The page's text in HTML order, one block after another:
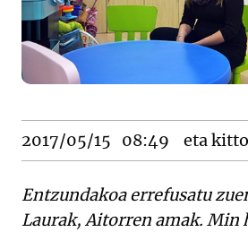
2017/05/15 08:49 eta
Entzundakoa errefusatu
Laurak, Aitorren amak. Min